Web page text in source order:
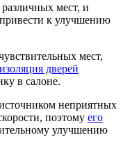
мест, и
к улучшению
мест,
дверей
в салоне.
неприятных
поэтому его
улучшению